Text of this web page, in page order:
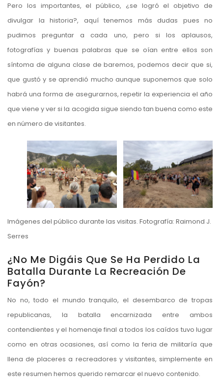
Pero los importantes, el público, ¿se logró el objetivo de
divulgar la historia?, aquí tenemos más dudas pues no
pudimos preguntar a cada uno, pero si los aplausos,
fotografías y buenas palabras que se oían entre ellos son
síntoma de alguna clase de baremos, podemos decir que si,
que gustó y se aprendió mucho aunque suponemos que solo
habrá una forma de asegurarnos, repetir la experiencia el año
que viene y ver si la acogida sigue siendo tan buena como este
en número de visitantes.
Imágenes del público durante las visitas. Fotografía: Raimond J.
Serres
¿No Me Digáis Que Se Ha Perdido La
Batalla Durante La Recreación De
Fayón?
No no, todo el mundo tranquilo, el desembarco de tropas
republicanas, la batalla encarnizada entre ambos
contendientes y el homenaje final a todos los caídos tuvo lugar
como en otras ocasiones, así como la feria de militaría que
llena de placeres a recreadores y visitantes, simplemente en
este resumen hemos querido remarcar el nuevo contenido.